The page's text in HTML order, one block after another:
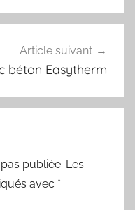
Article suivant
béton Easytherm
publiée. Les
avec *